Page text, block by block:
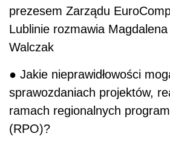
prezesem Zarządu
Lublinie rozmawia
Walczak
● Jakie nieprawidłowości
sprawozdaniach projektów,
ramach regionalnych
(RPO)?